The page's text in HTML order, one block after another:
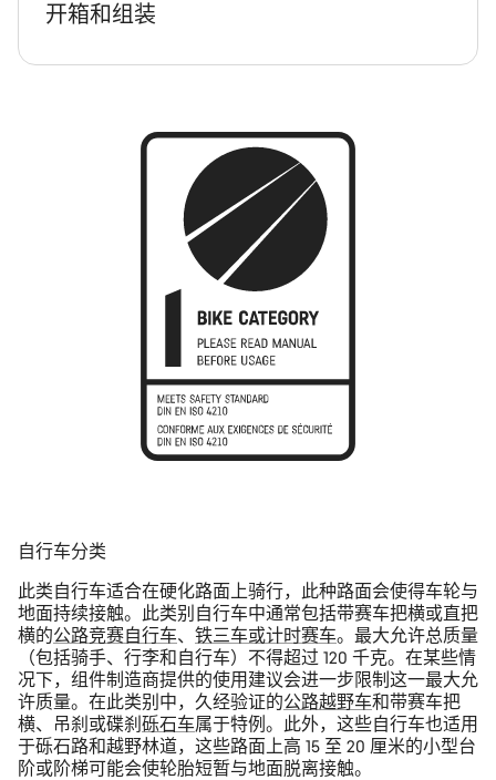
开箱和组装
自行车分类
此类自行车适合在硬化路面上骑行，此种路面会使得车轮与
地面持续接触。此类别自行车中通常包括带赛车把横或直把
横的公路竞赛自行车、 铁三车或计时赛车。最大允许总质量
（包括骑手、行李和自行车）不得超过 120 千克。在某些情
况下，组件制造商提供的使用建议会进一步限制这一最大允
许质量。在此类别中，久经验证的公路越野车和带赛车把
横、吊刹或碟刹 砾石车属于特例。此外，这些自行车也适用
于砾石路和越野林道，这些路面上高 15 至 20 厘米的小型台
阶或阶梯可能会使轮胎短暂与地面脱离接触。